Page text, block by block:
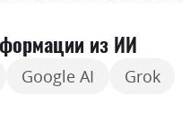
из ИИ
Google AI Grok